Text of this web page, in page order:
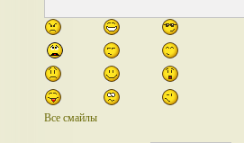
Все смайлы